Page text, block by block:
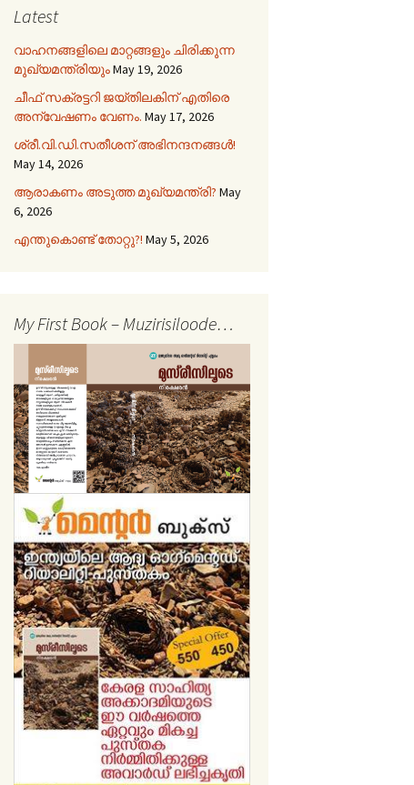
Latest
വാഹനങ്ങളിലെ മാറ്റങ്ങളും ചിരിക്കുന്ന
മുഖ്യമന്ത്രിയുംMay 19, 2026
ചീഫ് സക്രട്ടറി ജയ്തിലകിന് എതിരെ
അന്വേഷണം വേണം. May 17, 2026
ശ്രീ.വി.ഡി.സതീശന് അഭിനന്ദനങ്ങൾ!
May 14, 2026
ആരാകണം അടുത്ത മുഖ്യമന്ത്രി? May
6, 2026
എന്തുകൊണ്ട് തോറ്റു?! May 5, 2026
My First Book – Muzirisiloode…